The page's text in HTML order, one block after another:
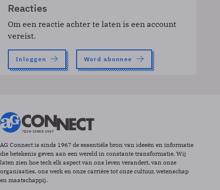
Reacties
Om een reactie achter te laten is een account
vereist.
Inloggen Word abonnee
AG Connect is sinds 1967 de essentiële bron van ideeën en informatie
die betekenis geven aan een wereld in constante transformatie. Wij
laten zien hoe tech elk aspect van ons leven verandert, van onze
organisaties, ons werk en onze carrière tot onze cultuur, wetenschap
en maatschappij.